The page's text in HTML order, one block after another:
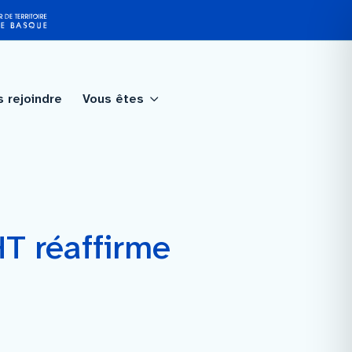
rejoindre Vous êtes
réaffirme